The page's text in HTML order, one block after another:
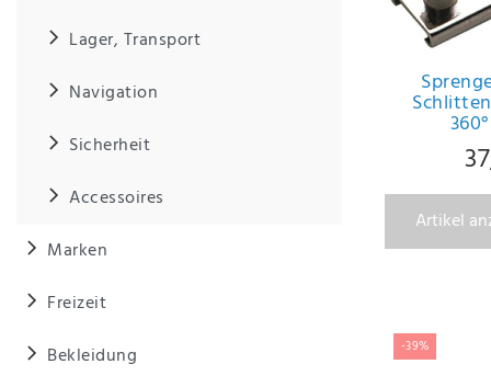
Lager, Transport
Navigation
Sicherheit
Accessoires
Marken
Freizeit
Bekleidung
Anf
rag
sen
n
Artikel
-39%